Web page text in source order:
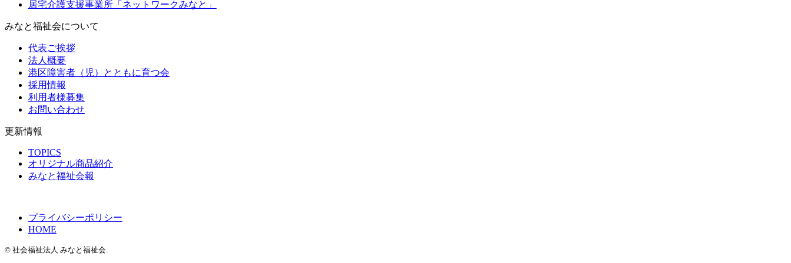
居宅介護支援事業所「ネットワークみなと」
みなと福祉会について
代表ご挨拶
法人概要
港区障害者（児）とともに育つ会
採用情報
利用者様募集
お問い合わせ
更新情報
TOPICS
オリジナル商品紹介
みなと福祉会報
プライバシーポリシー
HOME
© 社会福祉法人 みなと福祉会.